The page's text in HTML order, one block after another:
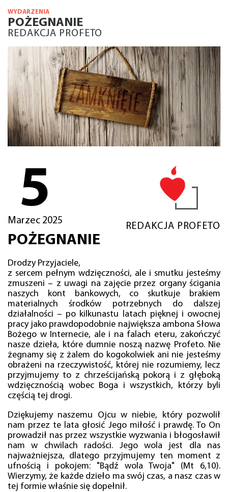
WYDARZENIA
POŻEGNANIE
REDAKCJA PROFETO
5
Marzec 2025
REDAKCJA PROFETO
POŻEGNANIE
Drodzy Przyjaciele,
z sercem pełnym wdzięczności, ale i smutku jesteśmy
zmuszeni – z uwagi na zajęcie przez organy ścigania
naszych kont bankowych, co skutkuje brakiem
materialnych środków potrzebnych do dalszej
działalności – po kilkunastu latach pięknej i owocnej
pracy jako prawdopodobnie największa ambona Słowa
Bożego w Internecie, ale i na falach eteru, zakończyć
nasze dzieła, które dumnie noszą nazwę Profeto. Nie
żegnamy się z żalem do kogokolwiek ani nie jesteśmy
obrażeni na rzeczywistość, której nie rozumiemy, lecz
przyjmujemy to z chrześcijańską pokorą i z głęboką
wdzięcznością wobec Boga i wszystkich, którzy byli
częścią tej drogi.
Dziękujemy naszemu Ojcu w niebie, który pozwolił
nam przez te lata głosić Jego miłość i prawdę. To On
prowadził nas przez wszystkie wyzwania i błogosławił
nam w chwilach radości. Jego wola jest dla nas
najważniejsza, dlatego przyjmujemy ten moment z
ufnością i pokojem: "Bądź wola Twoja" (Mt 6,10).
Wierzymy, że każde dzieło ma swój czas, a nasz czas w
tej formie właśnie się dopełnił.